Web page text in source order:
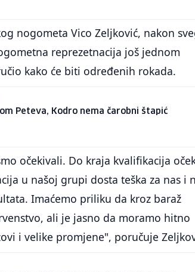
nogometa Vico Zeljković, nakon
reprezetnacija još jednom
kako će biti određenih rokada.
Peteva, Kodro nema čarobni štapić
očekivali. Do kraja kvalifikacija
u našoj grupi dosta teška za nas i
Imaćemo priliku da kroz baraž
ali je jasno da moramo hitno
i velike promjene", poručuje